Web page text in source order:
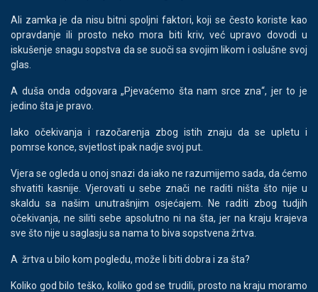
Ali zamka je da nisu bitni spoljni faktori, koji se često koriste kao
opravdanje ili prosto neko mora biti kriv, već upravo dovodi u
iskušenje snagu sopstva da se suoči sa svojim likom i oslušne svoj
glas.
A duša onda odgovara „Pjevaćemo šta nam srce zna“, jer to je
jedino šta je pravo.
Iako očekivanja i razočarenja zbog istih znaju da se upletu i
pomrse konce, svjetlost ipak nadje svoj put.
Vjera se ogleda u onoj snazi da iako ne razumijemo sada, da ćemo
shvatiti kasnije. Vjerovati u sebe znači ne raditi ništa što nije u
skaldu sa našim unutrašnjim osjećajem. Ne raditi zbog tudjih
očekivanja, ne siliti sebe apsolutno ni na šta, jer na kraju krajeva
sve što nije u saglasju sa nama to biva sopstvena žrtva.
A žrtva u bilo kom pogledu, može li biti dobra i za šta?
Koliko god bilo teško, koliko god se trudili, prosto na kraju moramo